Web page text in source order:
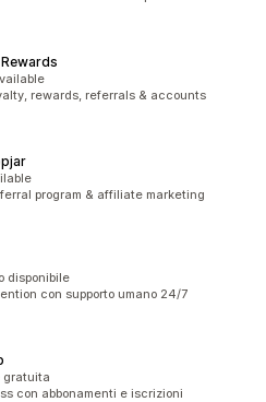
rewards, referrals & accounts
program & affiliate marketing
disponibile
con supporto umano 24/7
gratuita
con abbonamenti e iscrizioni